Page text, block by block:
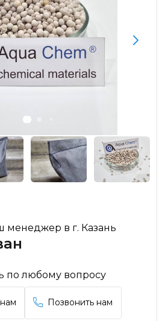
менеджер в г. Казань
по любому вопросу
Позвонить нам